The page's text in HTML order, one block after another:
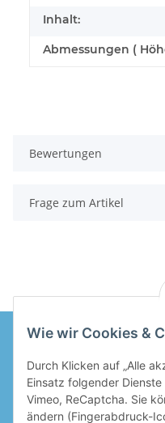
Inhalt:
Abmessungen (
Bewertungen
Frage zum Artikel
Informationen
Gesetzliche Informationen
Wie wir Cookies &
Durch Klicken auf „Alle
Einsatz folgender
Vimeo, ReCaptcha. Sie
ändern (Fingerabdruck-